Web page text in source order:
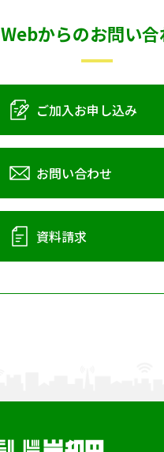
Webからのお問い合
ご加入お申し込み
お問い合わせ
資料請求